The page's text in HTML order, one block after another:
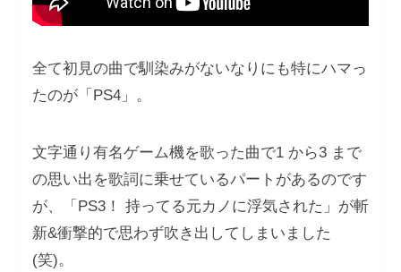
全て初⾒の曲で馴染みがないなりにも特にハマっ
たのが「PS4」。
⽂字通り有名ゲーム機を歌った曲で1 から3 まで
の思い出を歌詞に乗せているパートがあるのです
が、「PS3！ 持ってる元カノに浮気された」が斬
新&衝撃的で思わず吹き出してしまいました
(笑)。